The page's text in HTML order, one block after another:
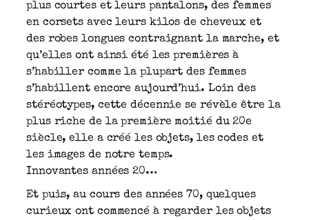
plus courtes et leurs pantalons, des femmes
en corsets avec leurs kilos de cheveux et
des robes longues contraignant la marche, et
qu’elles ont ainsi été les premières à
s’habiller comme la plupart des femmes
s’habillent encore aujourd’hui. Loin des
stéréotypes, cette décennie se révèle être la
plus riche de la première moitié du 20e
siècle, elle a créé les objets, les codes et
les images de notre temps.
Innovantes années 20…
Et puis, au cours des années 70, quelques
curieux ont commencé à regarder les objets